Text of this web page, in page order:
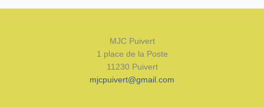
MJC Puivert
1 place de la Poste
11230 Puivert
mjcpuivert@gmail.com